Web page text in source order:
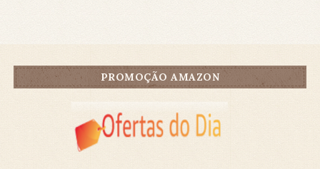
PROMOÇÃO AMAZON